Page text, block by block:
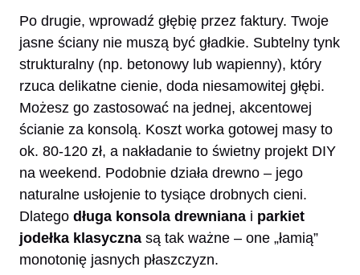
Po drugie, wprowadź głębię przez faktury. Twoje
jasne ściany nie muszą być gładkie. Subtelny tynk
strukturalny (np. betonowy lub wapienny), który
rzuca delikatne cienie, doda niesamowitej głębi.
Możesz go zastosować na jednej, akcentowej
ścianie za konsolą. Koszt worka gotowej masy to
ok. 80-120 zł, a nakładanie to świetny projekt DIY
na weekend. Podobnie działa drewno – jego
naturalne usłojenie to tysiące drobnych cieni.
Dlatego długa konsola drewniana i parkiet
jodełka klasyczna są tak ważne – one „łamią”
monotonię jasnych płaszczyzn.